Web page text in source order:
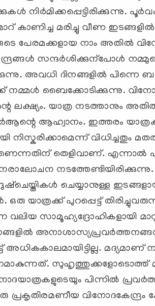
നിര്‍മിക്കപ്പെട്ടിരിക്കുന്നു.
കാണിച്ച മരിച്ചു വീണ ഇടങ്ങളില്‍‍
പേരമക്കളായ നാം അതില്‍
സന്ദര്‍ശിക്കുന്പോള്‍
അവധി ദിനങ്ങളില്‍ പിന്നെ
നമ്മള്‍ ബൈക്കോടിക്കുന്നു.
ലക്ഷ്യം. യാത്ര നടത്താനും
ആഹ്വാനം. ഇത്തരം
നിസ്കരിക്കാമെന്ന് വിധിച്ചതും
തെളിവാണ്. എന്നാല്‍
നടത്തേണ്ടിയിരിക്കുന്നു.
ദുഷ്ചെയ്തികള്‍ ചെയ്യാനുള്ള
യാത്രക്ക് പുറപ്പെട്ട്
സാമൂഹ്യദ്രോഹികളായി
അധികകാലമായിട്ടില്ല. മദ്യമാണ്
സുഹൃത്തുക്കളോടൊത്ത്
പിന്നില്‍
പ്രകൃതിരമണീയ വിനോദകേന്ദ്രം